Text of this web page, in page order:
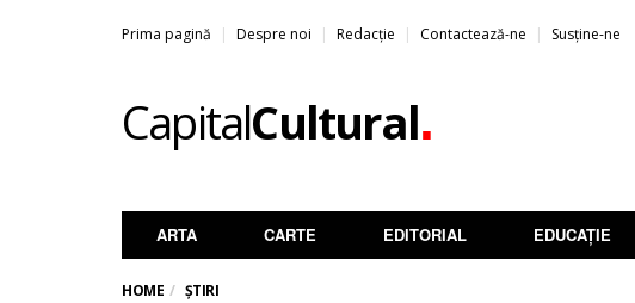
Prima pagină Despre noi Redacție Contactează-ne Susține-ne
CapitalCultural.
ARTA CARTE EDITORIAL EDUCAȚIE
HOME ȘTIRI